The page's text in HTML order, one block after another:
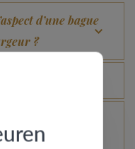
d’une bague
?